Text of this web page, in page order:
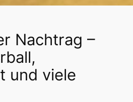
Nachtrag –
und viele